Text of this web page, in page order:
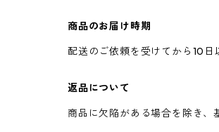
商品のお届け時期
配送のご依頼を受けてから10日
返品について
商品に欠陥がある場合を除き、